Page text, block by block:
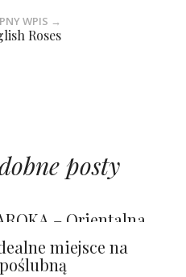
WPIS →
Roses
posty
poślubnej
– Orientalna
miejsce na